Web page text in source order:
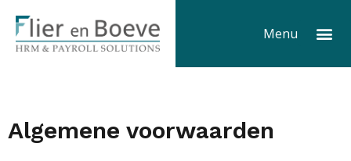
naar
Menu
Algemene voorwaarden